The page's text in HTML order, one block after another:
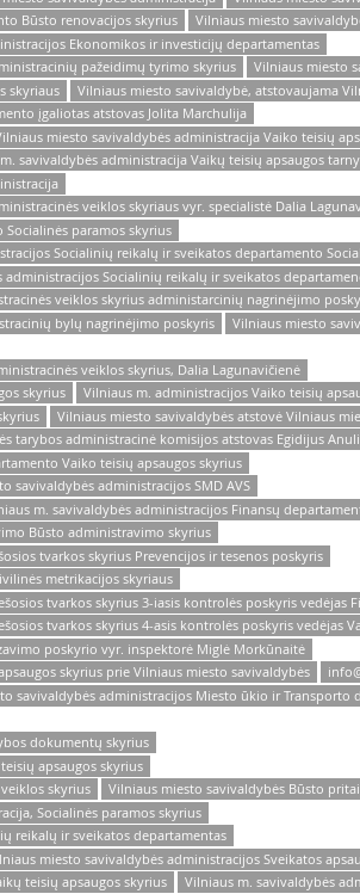
Būsto renovacijos skyrius
Vilniaus miesto
Ekonomikos ir investicijų departamentas
pažeidimų tyrimo skyrius
Vilniaus miesto
skyriaus
Vilniaus miesto savivaldybė, atstovaujama
įgaliotas atstovas Jolita Marchulija
miesto savivaldybės administracija Vaiko teisių
savivaldybės administracija Vaikų teisių apsaugos
veiklos skyriaus vyr. specialistė Dalia
paramos skyrius
Socialinių reikalų ir sveikatos departamento
Socialinių reikalų ir sveikatos
veiklos skyrius administarcinių nagrinėjimo
bylų nagrinėjimo poskyris
Vilniaus miesto
veiklos skyrius, Dalia Lagunavičienė
skyrius
Vilniaus m. administracijos Vaiko teisių
Vilniaus miesto savivaldybės atstovė Vilniaus
tarybos administracinė komisijos atstovas Egidijus
Vaiko teisių apsaugos skyrius
savivaldybės administracijos SMD AVS
m. savivaldybės administracijos Finansų
Būsto administravimo skyrius
tvarkos skyrius Prevencijos ir tesenos poskyris
metrikacijos skyriaus
tvarkos skyrius 3-iasis kontrolės poskyris vedėjas
tvarkos skyrius 4-asis kontrolės poskyris vedėjas
poskyrio vyr. inspektorė Miglė Morkūnaitė
skyrius prie Vilniaus miesto savivaldybės
savivaldybės administracijos Miesto ūkio ir
dokumentų skyrius
apsaugos skyrius
skyrius
Vilniaus miesto savivaldybės Būsto
Socialinės paramos skyrius
reikalų ir sveikatos departamentas
miesto savivaldybės administracijos Sveikatos
teisių apsaugos skyrius
Vilniaus m. savivaldybės